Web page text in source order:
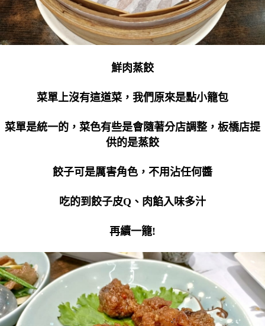
鮮肉蒸餃
菜單上沒有這道菜，我們原來是點小籠包
菜單是統一的，菜色有些是會隨著分店調整，板橋店提
供的是蒸餃
餃子可是厲害角色，不用沾任何醬
吃的到餃子皮Q、肉餡入味多汁
再續一籠!